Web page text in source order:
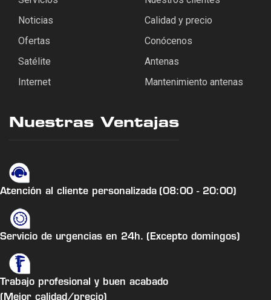
Noticias
Ofertas
Satélite
Internet
Calidad y precio
Conócenos
Antenas
Mantenimiento antenas
Nuestras Ventajas
Atención al cliente personalizada (08:00 - 20:00)
Servicio de urgencias en 24h. (Excepto domingos)
Trabajo profesional y buen acabado
(Mejor calidad/precio)